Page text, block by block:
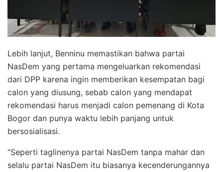
Lebih lanjut, Benninu memastikan bahwa partai
NasDem yang pertama mengeluarkan rekomendasi
dari DPP karena ingin memberikan kesempatan bagi
calon yang diusung, sebab calon yang mendapat
rekomendasi harus menjadi calon pemenang di Kota
Bogor dan punya waktu lebih panjang untuk
bersosialisasi.
“Seperti taglinenya partai NasDem tanpa mahar dan
selalu partai NasDem itu biasanya kecenderungannya